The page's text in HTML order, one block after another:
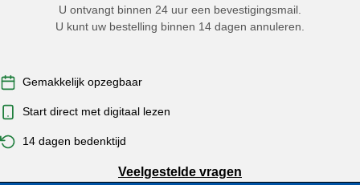
U ontvangt binnen 24 uur een bevestigingsmail.
U kunt uw bestelling binnen 14 dagen annuleren.
Gemakkelijk opzegbaar
Start direct met digitaal lezen
14 dagen bedenktijd
Veelgestelde vragen